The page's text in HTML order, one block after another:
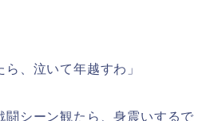
ら、泣いて年越すわ」
闘シーン観たら、身震いするで